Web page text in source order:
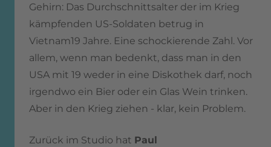
Gehirn: Das Durchschnittsalter der im Krieg
kämpfenden US-Soldaten betrug in
Vietnam19 Jahre. Eine schockierende Zahl. Vor
allem, wenn man bedenkt, dass man in den
USA mit 19 weder in eine Diskothek darf, noch
irgendwo ein Bier oder ein Glas Wein trinken.
Aber in den Krieg ziehen - klar, kein Problem.
Zurück im Studio hat Paul